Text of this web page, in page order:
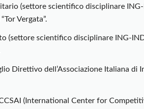
(settore scientifico disciplinare
Vergata”.
(settore scientifico disciplinare ING-
Direttivo dell’Associazione Italiana di
(International Center for